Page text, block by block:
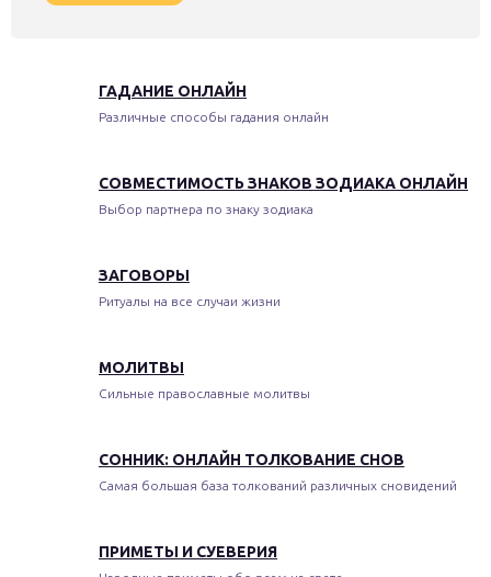
ГАДАНИЕ ОНЛАЙН
Различные способы гадания онлайн
СОВМЕСТИМОСТЬ ЗНАКОВ ЗОДИАКА ОНЛАЙН
Выбор партнера по знаку зодиака
ЗАГОВОРЫ
Ритуалы на все случаи жизни
МОЛИТВЫ
Сильные православные молитвы
СОННИК: ОНЛАЙН ТОЛКОВАНИЕ СНОВ
Самая большая база толкований различных сновидений
ПРИМЕТЫ И СУЕВЕРИЯ